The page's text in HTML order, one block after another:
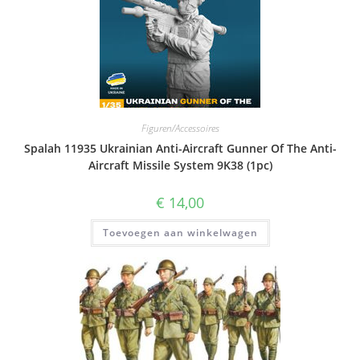
Figuren/Accessoires
Spalah 11935 Ukrainian Anti-Aircraft Gunner Of The Anti-
Aircraft Missile System 9K38 (1pc)
€ 14,00
Toevoegen aan winkelwagen